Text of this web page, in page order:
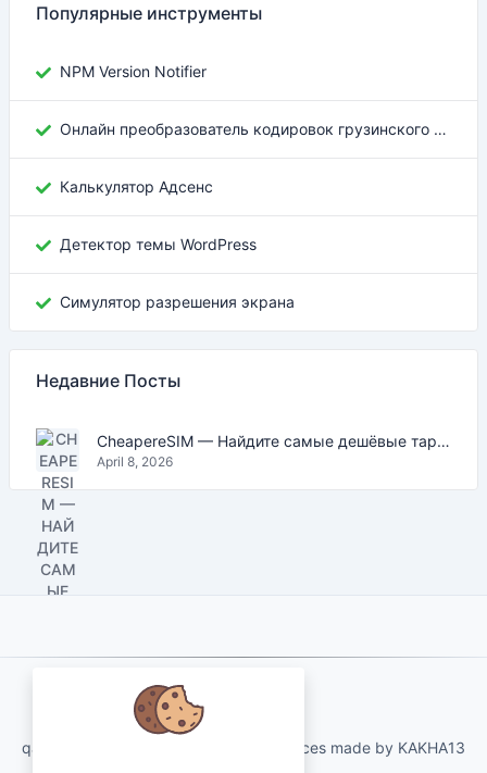
Популярные инструменты
NPM Version Notifier
Онлайн преобразователь кодировок грузинского текста
Калькулятор Адсенс
Детектор темы WordPress
Симулятор разрешения экрана
Недавние Посты
CheapereSIM — Найдите самые дешёвые тарифы eSIM для путешествий в 2026
April 8, 2026
qartvelo.com free online tools and services made by KAKHA13